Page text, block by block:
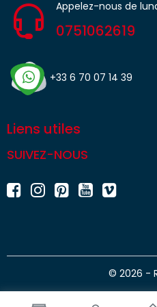
Appelez-nous de
0751062619
+33 6 70 07 14 39
Liens utiles
SUIVEZ-NOUS
© 2026 -